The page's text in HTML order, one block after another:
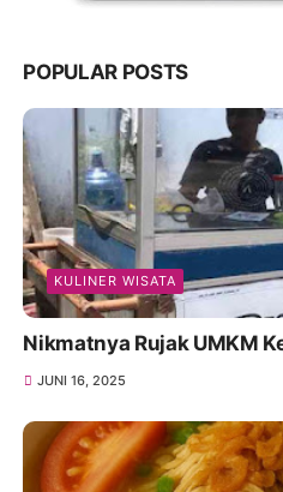
POPULAR POSTS
KULINER WISATA
Nikmatnya Rujak UMKM
JUNI 16, 2025